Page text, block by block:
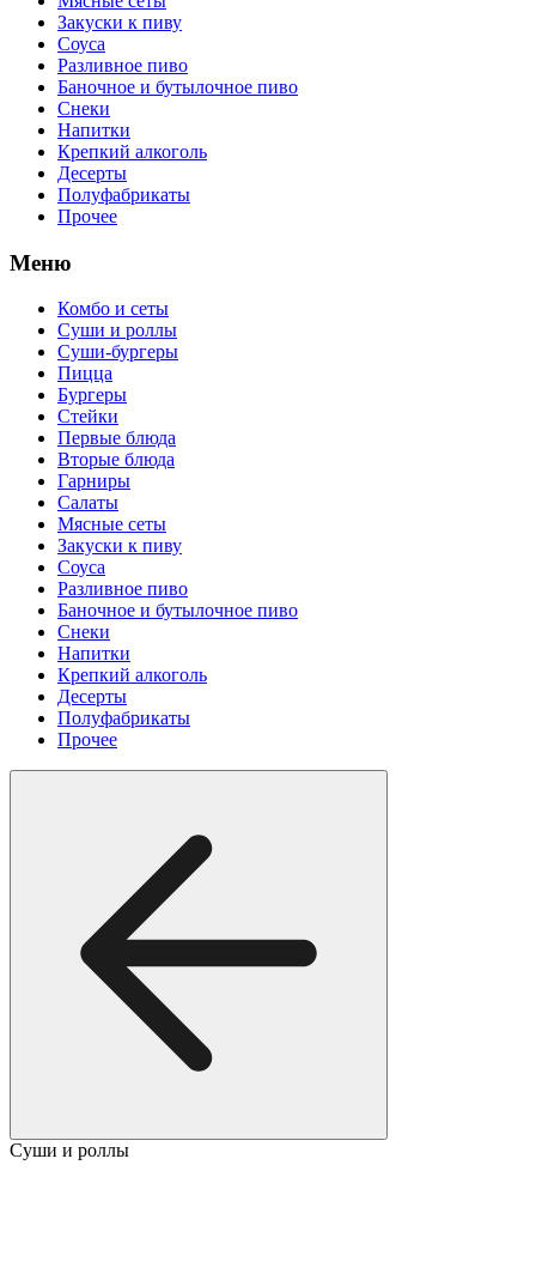
Закуски к пиву
Соуса
Разливное пиво
Баночное и бутылочное пиво
Снеки
Напитки
Крепкий алкоголь
Десерты
Полуфабрикаты
Прочее
Меню
Комбо и сеты
Суши и роллы
Суши-бургеры
Пицца
Бургеры
Стейки
Первые блюда
Вторые блюда
Гарниры
Салаты
Мясные сеты
Закуски к пиву
Соуса
Разливное пиво
Баночное и бутылочное пиво
Снеки
Напитки
Крепкий алкоголь
Десерты
Полуфабрикаты
Прочее
Суши и роллы